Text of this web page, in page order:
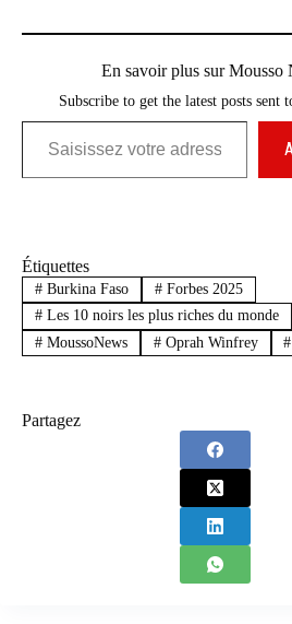
En savoir plus sur Mousso
Subscribe to get the latest posts sent
Saisissez votre adresse e-mail…
Étiquettes
#Burkina Faso #Forbes 2025
#Les 10 noirs les plus riches du monde
#MoussoNews #Oprah Winfrey #
Partagez